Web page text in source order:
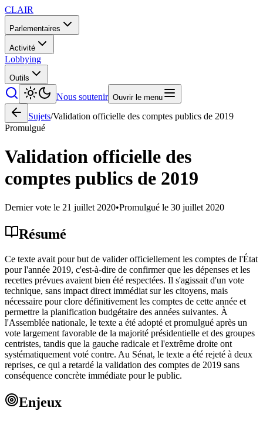
CLAIR
Parlementaires
Activité
Lobbying
Outils
Nous soutenir Ouvrir le menu
Sujets/Validation officielle des comptes publics de 2019
Promulgué
Validation officielle des
comptes publics de 2019
Dernier vote le 21 juillet 2020•Promulgué le 30 juillet 2020
Résumé
Ce texte avait pour but de valider officiellement les comptes de l'État
pour l'année 2019, c'est-à-dire de confirmer que les dépenses et les
recettes prévues avaient bien été respectées. Il s'agissait d'un vote
technique, sans impact direct immédiat sur les citoyens, mais
nécessaire pour clore définitivement les comptes de cette année et
permettre la planification budgétaire des années suivantes. À
l'Assemblée nationale, le texte a été adopté et promulgué après un
vote largement favorable de la majorité présidentielle et des groupes
centristes, tandis que la gauche radicale et l'extrême droite ont
systématiquement voté contre. Au Sénat, le texte a été rejeté à deux
reprises, ce qui a retardé la validation des comptes de 2019 sans
conséquence concrète immédiate pour le public.
Enjeux